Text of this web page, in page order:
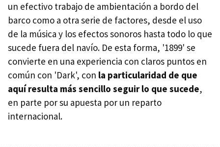
un efectivo trabajo de ambientación a bordo del
barco como a otra serie de factores, desde el uso
de la música y los efectos sonoros hasta todo lo que
sucede fuera del navío. De esta forma, '1899' se
convierte en una experiencia con claros puntos en
común con 'Dark', con la particularidad de que
aquí resulta más sencillo seguir lo que sucede,
en parte por su apuesta por un reparto
internacional.